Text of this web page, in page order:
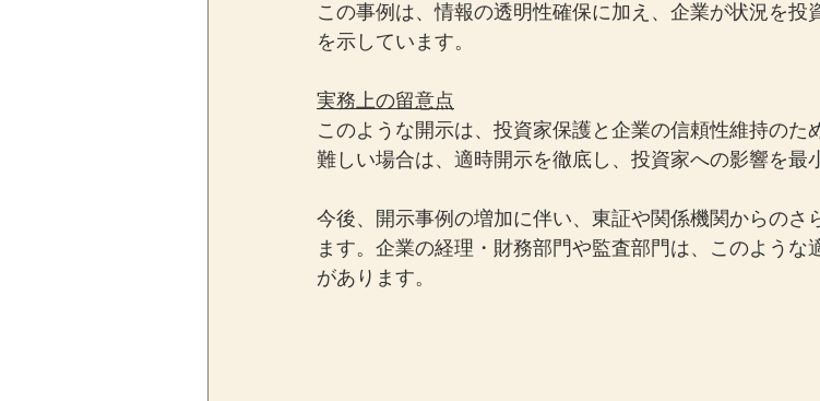
この事例は、情報の透明性確保に加え、企業が状況を投
を示しています。
実務上の留意点
このような開示は、投資家保護と企業の信頼性維持のた
難しい場合は、適時開示を徹底し、投資家への影響を最
今後、開示事例の増加に伴い、東証や関係機関からのさ
ます。企業の経理・財務部門や監査部門は、このよう
があります。